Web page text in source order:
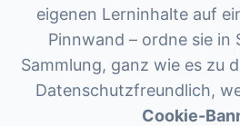
eigenen Lerninhalte auf
Pinnwand – ordne sie in
Sammlung, ganz wie es zu
Datenschutzfreundlich,
Cookie-